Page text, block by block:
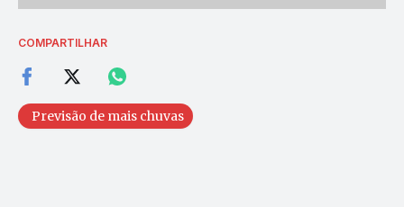
COMPARTILHAR
Previsão de mais chuvas